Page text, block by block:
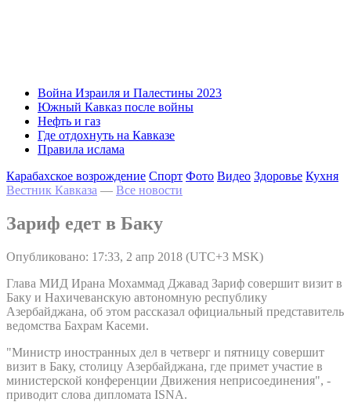
Война Израиля и Палестины 2023
Южный Кавказ после войны
Нефть и газ
Где отдохнуть на Кавказе
Правила ислама
Карабахское возрождение Спорт Фото Видео Здоровье Кухня
Вестник Кавказа — Все новости
Зариф едет в Баку
Опубликовано: 17:33, 2 апр 2018 (UTC+3 MSK)
Глава МИД Ирана Мохаммад Джавад Зариф совершит визит в
Баку и Нахичеванскую автономную республику
Азербайджана, об этом рассказал официальный представитель
ведомства Бахрам Касеми.
"Министр иностранных дел в четверг и пятницу совершит
визит в Баку, столицу Азербайджана, где примет участие в
министерской конференции Движения неприсоединения", -
приводит слова дипломата ISNA.